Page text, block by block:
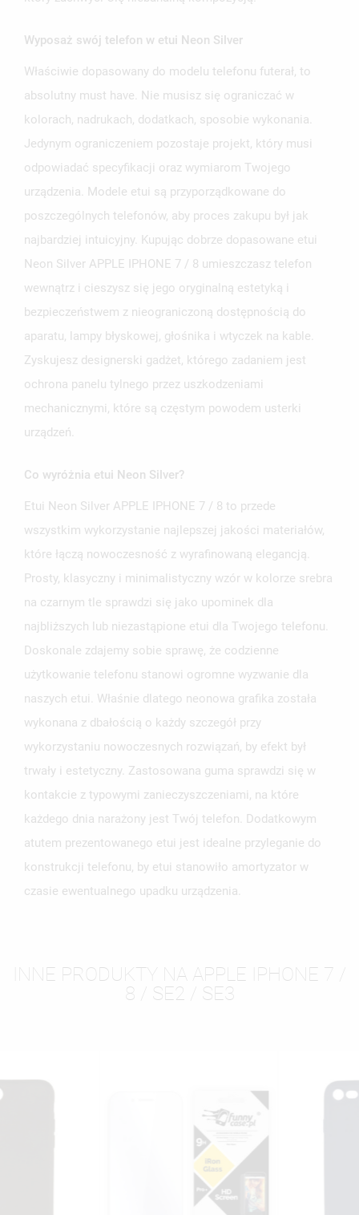
Wyposaż swój telefon w etui Neon Silver
Właściwie dopasowany do modelu telefonu futerał, to
absolutny must have. Nie musisz się ograniczać w
kolorach, nadrukach, dodatkach, sposobie wykonania.
Jedynym ograniczeniem pozostaje projekt, który musi
odpowiadać specyfikacji oraz wymiarom Twojego
urządzenia. Modele etui są przyporządkowane do
poszczególnych telefonów, aby proces zakupu był jak
najbardziej intuicyjny. Kupując dobrze dopasowane etui
Neon Silver APPLE IPHONE 7 / 8 umieszczasz telefon
wewnątrz i cieszysz się jego oryginalną estetyką i
bezpieczeństwem z nieograniczoną dostępnością do
aparatu, lampy błyskowej, głośnika i wtyczek na kable.
Zyskujesz designerski gadżet, którego zadaniem jest
ochrona panelu tylnego przez uszkodzeniami
mechanicznymi, które są częstym powodem usterki
urządzeń.
Co wyróżnia etui Neon Silver?
Etui Neon Silver APPLE IPHONE 7 / 8 to przede
wszystkim wykorzystanie najlepszej jakości materiałów,
które łączą nowoczesność z wyrafinowaną elegancją.
Prosty, klasyczny i minimalistyczny wzór w kolorze srebra
na czarnym tle sprawdzi się jako upominek dla
najbliższych lub niezastąpione etui dla Twojego telefonu.
Doskonale zdajemy sobie sprawę, że codzienne
użytkowanie telefonu stanowi ogromne wyzwanie dla
naszych etui. Właśnie dlatego neonowa grafika została
wykonana z dbałością o każdy szczegół przy
wykorzystaniu nowoczesnych rozwiązań, by efekt był
trwały i estetyczny. Zastosowana guma sprawdzi się w
kontakcie z typowymi zanieczyszczeniami, na które
każdego dnia narażony jest Twój telefon. Dodatkowym
atutem prezentowanego etui jest idealne przyleganie do
konstrukcji telefonu, by etui stanowiło amortyzator w
czasie ewentualnego upadku urządzenia.
INNE PRODUKTY NA APPLE IPHONE 7 /
8 / SE2 / SE3
MOJE LISTY ŻYCZEŃ
add_circle_outlineUTWÓRZ NOWĄ LISTĘ
UTWÓRZ LISTĘ ŻYCZEŃ
NAZWA LISTY ŻYCZEŃ
ZALOGUJ SIĘ
MUSISZ BYĆ ZALOGOWANY BY ZAPISAĆ PRODUKTY NA
SWOJEJ LIŚCIE ŻYCZEŃ.
ANULUJ ZALOGUJ SIĘ